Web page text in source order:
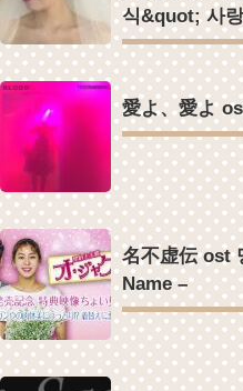
식&quot; 사
愛よ、愛よ
名不虚伝 ost
Name –